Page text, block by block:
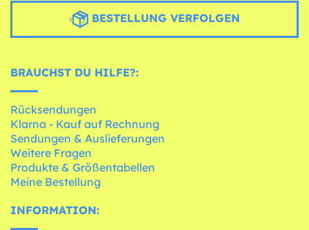
BESTELLUNG VERFOLGEN
BRAUCHST DU HILFE?:
Rücksendungen
Klarna - Kauf auf Rechnung
Sendungen & Auslieferungen
Weitere Fragen
Produkte & Größentabellen
Meine Bestellung
INFORMATION: